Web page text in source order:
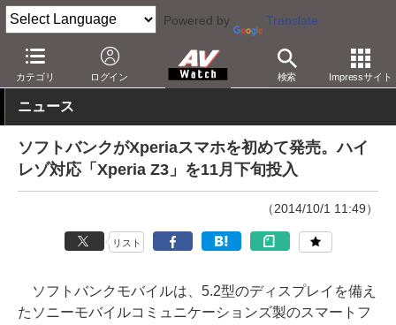
Powered by Translate
カテゴリ ログイン 検索 Impressサイト
AV Watch 製品 スマートフォン Xperia
ニュース
ソフトバンクがXperiaスマホを初めて発売。ハイ
レゾ対応「Xperia Z3」を11月下旬投入
（2014/10/1 11:49）
リスト
ソフトバンクモバイルは、5.2型のディスプレイを備え
たソニーモバイルコミュニケーションズ製のスマートフ